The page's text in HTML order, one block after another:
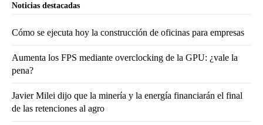
Noticias destacadas
Cómo se ejecuta hoy la construcción de oficinas para empresas
Aumenta los FPS mediante overclocking de la GPU: ¿vale la
pena?
Javier Milei dijo que la minería y la energía financiarán el final
de las retenciones al agro